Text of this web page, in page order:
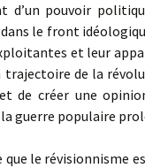
d’un pouvoir
le front
et leur
trajectoire de la
de créer une
guerre populaire
que le révisionnisme